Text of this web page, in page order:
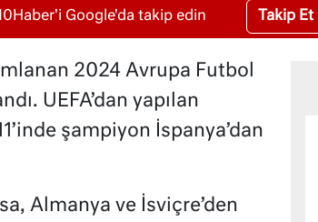
Google'da takip edin Takip Et
2024 Avrupa Futbol
UEFA’dan yapılan
şampiyon İspanya’dan
Almanya ve İsviçre’den